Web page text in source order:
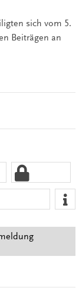
sich vom 5.
Beiträgen an